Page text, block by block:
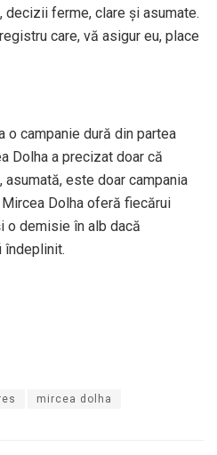
ferme, clare și asumate.
care, vă asigur eu, place
o campanie dură din partea
Dolha a precizat doar că
asumată, este doar campania
Dolha oferă fiecărui
o demisie în alb dacă
îndeplinit.
mircea dolha